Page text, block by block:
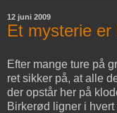
12 juni 2009
Et mysterie
Efter mange ture på
ret sikker på, at alle
der opstår her på
Birkerød ligner i